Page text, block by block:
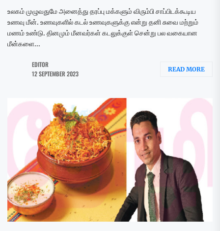
உலகம் முழுவதுமே அனைத்து தரப்பு மக்களும் விரும்பி சாப்பிடக்கூடிய
உணவு மீன். உணவுகளில் கடல் உணவுகளுக்கு என்று தனி சுவை மற்றும்
மணம் உண்டு. தினமும் மீனவர்கள் கடலுக்குள் சென்று பல வகையான
மீன்களை...
EDITOR
12 SEPTEMBER 2023
READ MORE